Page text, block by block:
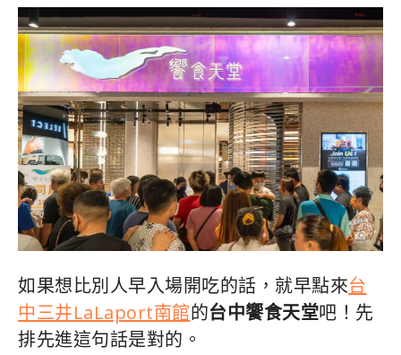
如果想比別人早入場開吃的話，就早點來台
中三井LaLaport南館的台中饗食天堂吧！先
排先進這句話是對的。